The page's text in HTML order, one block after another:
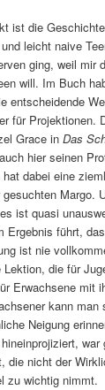
ist die
leicht naive
ging, weil mir
will. Im Buch
entscheidende
für Projektionen.
Grace inDas
hier seinen
dabei eine
Margo.
ist quasi
Ergebnis führt,
ist nie
Lektion, die für
Erwachsene mit
kann man
Neigung
die nicht der
zu wichtig nimmt.